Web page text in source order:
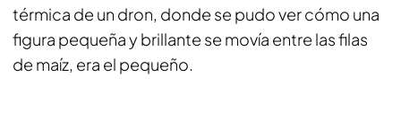
térmica de un dron, donde se pudo ver cómo una
figura pequeña y brillante se movía entre las filas
de maíz, era el pequeño.